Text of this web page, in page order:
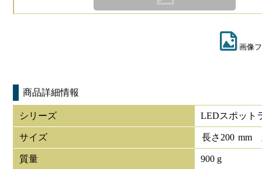
画像
商品詳細情報
シリーズ LEDスポット
サイズ 長さ 200 mm
質量 900 g